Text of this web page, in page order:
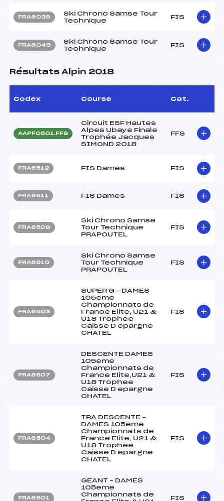
FRA6039
Ski Chrono Samse Tour
Technique
FIS
FRA6049
Ski Chrono Samse Tour
Technique
FIS
Résultats Alpin 2018
Codex Course Cat.
AAPF0501.FFS
Circuit ESF Hautes
Alpes Ubaye Finale
Trophée Jacques
SIMOND 2018
FFS
FRA6512 FIS Dames FIS
FRA6511 FIS Dames FIS
FRA6509
Ski Chrono Samse
Tour Technique
PRAPOUTEL
FIS
FRA6510
Ski Chrono Samse
Tour Technique
PRAPOUTEL
FIS
FRA6503
SUPER G – DAMES
105eme
Championnats de
France Elite, U21 &
U18 Trophee
Caisse D epargne
CHATEL
FIS
FRA6507
DESCENTE DAMES
105eme
Championnats de
France Elite,U21 &
U18 Trophee
Caisse D epargne
CHATEL
FIS
FRA6504
TRA DESCENTE –
DAMES 105eme
Championnats de
France Elite, U21 &
U18 Trophee
Caisse D epargne
CHATEL
FIS
FRA6501
GEANT – DAMES
105eme
Championnats de
FIS